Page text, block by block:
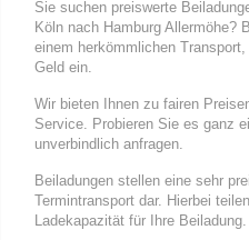
Sie suchen preiswerte
Köln nach Hamburg Allermöhe?
einem herkömmlichen
Geld ein.
Wir bieten Ihnen zu fairen
Service. Probieren Sie es ganz
unverbindlich anfragen.
Beiladungen stellen eine sehr
Termintransport dar. Hierbei
Ladekapazität für Ihre Beiladung.